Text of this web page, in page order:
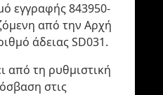
εγγραφής 843950-
από την Αρχή
άδειας SD031.
από τη ρυθμιστική
στις